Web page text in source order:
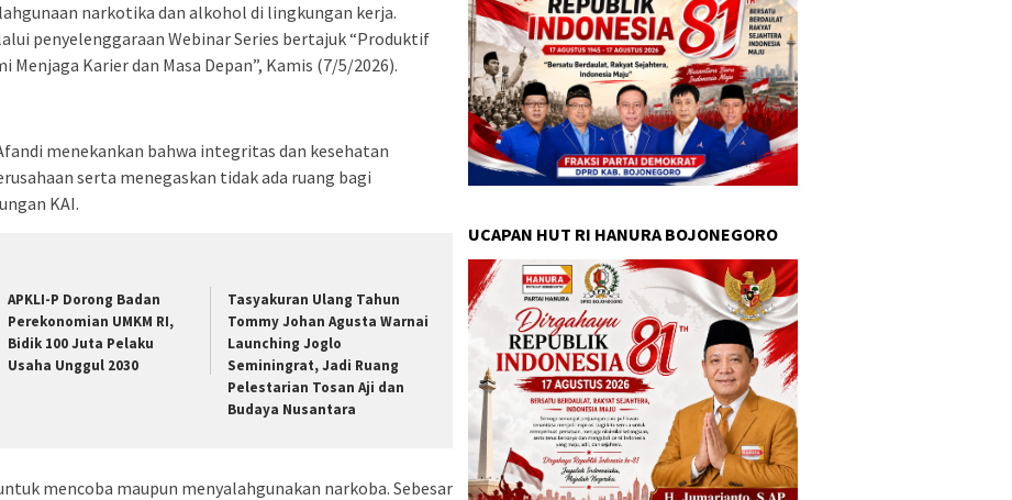
narkotika dan alkohol di lingkungan kerja.
penyelenggaraan Webinar Series bertajuk “Produktif
Karier dan Masa Depan”, Kamis (7/5/2026).
menekankan bahwa integritas dan kesehatan
serta menegaskan tidak ada ruang bagi
KAI.
APKLI-P Dorong Badan
Perekonomian UMKM RI,
Bidik 100 Juta Pelaku
Usaha Unggul 2030
Tasyakuran Ulang Tahun
Tommy Johan Agusta Warnai
Launching Joglo
Seminingrat, Jadi Ruang
Pelestarian Tosan Aji dan
Budaya Nusantara
mencoba maupun menyalahgunakan narkoba. Sebesar
UCAPAN HUT RI HANURA BOJONEGORO